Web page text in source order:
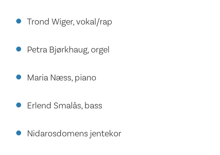
Trond Wiger, vokal/rap
Petra Bjørkhaug, orgel
Maria Næss, piano
Erlend Smalås, bass
Nidarosdomens jentekor